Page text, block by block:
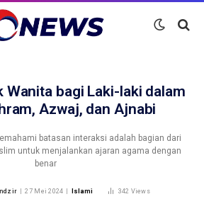
Wanita bagi Laki-laki dalam
Azwaj, dan Ajnabi
batasan interaksi adalah bagian dari
untuk menjalankan ajaran agama dengan
benar
27 Mei 2024 Islami 342 Views